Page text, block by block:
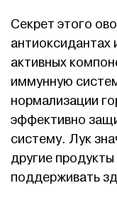
Секрет этого
антиоксидантах
активных
иммунную
нормализации
эффективно
систему. Лук
другие
поддерживать